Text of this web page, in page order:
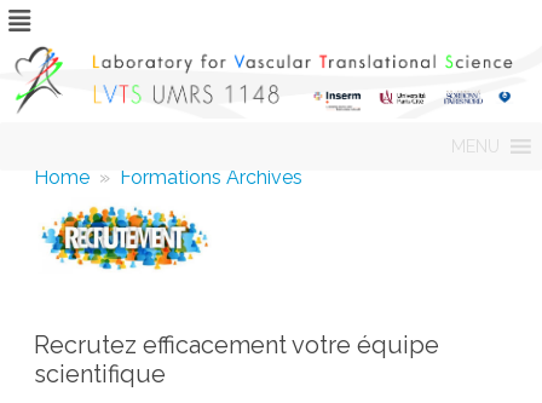
content
MENU
Home » Formations Archives
Recrutez efficacement votre équipe
scientifique